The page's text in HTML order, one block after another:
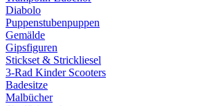
Diabolo
Puppenstubenpuppen
Gemälde
Gipsfiguren
Stickset & Strickliesel
3-Rad Kinder Scooters
Badesitze
Malbücher